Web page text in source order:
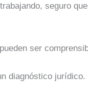
seguro
ser
diagnóstico jurídico.